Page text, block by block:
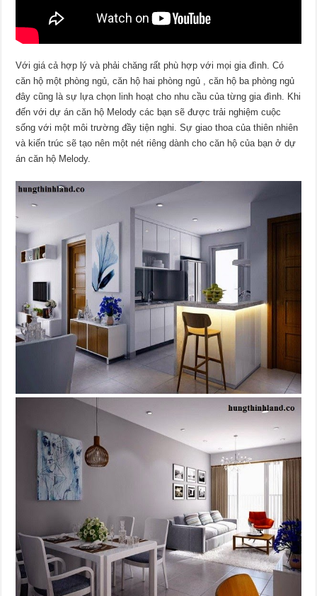
Với giá cả hợp lý và phải chăng rất phù hợp với mọi gia đình. Có
căn hộ một phòng ngủ, căn hộ hai phòng ngủ , căn hộ ba phòng ngủ
đây cũng là sự lựa chọn linh hoạt cho nhu cầu của từng gia đình. Khi
đến với dự án căn hộ Melody các bạn sẽ được trải nghiệm cuộc
sống với một môi trường đầy tiện nghi. Sự giao thoa của thiên nhiên
và kiến trúc sẽ tạo nên một nét riêng dành cho căn hộ của bạn ở dự
án căn hộ Melody.